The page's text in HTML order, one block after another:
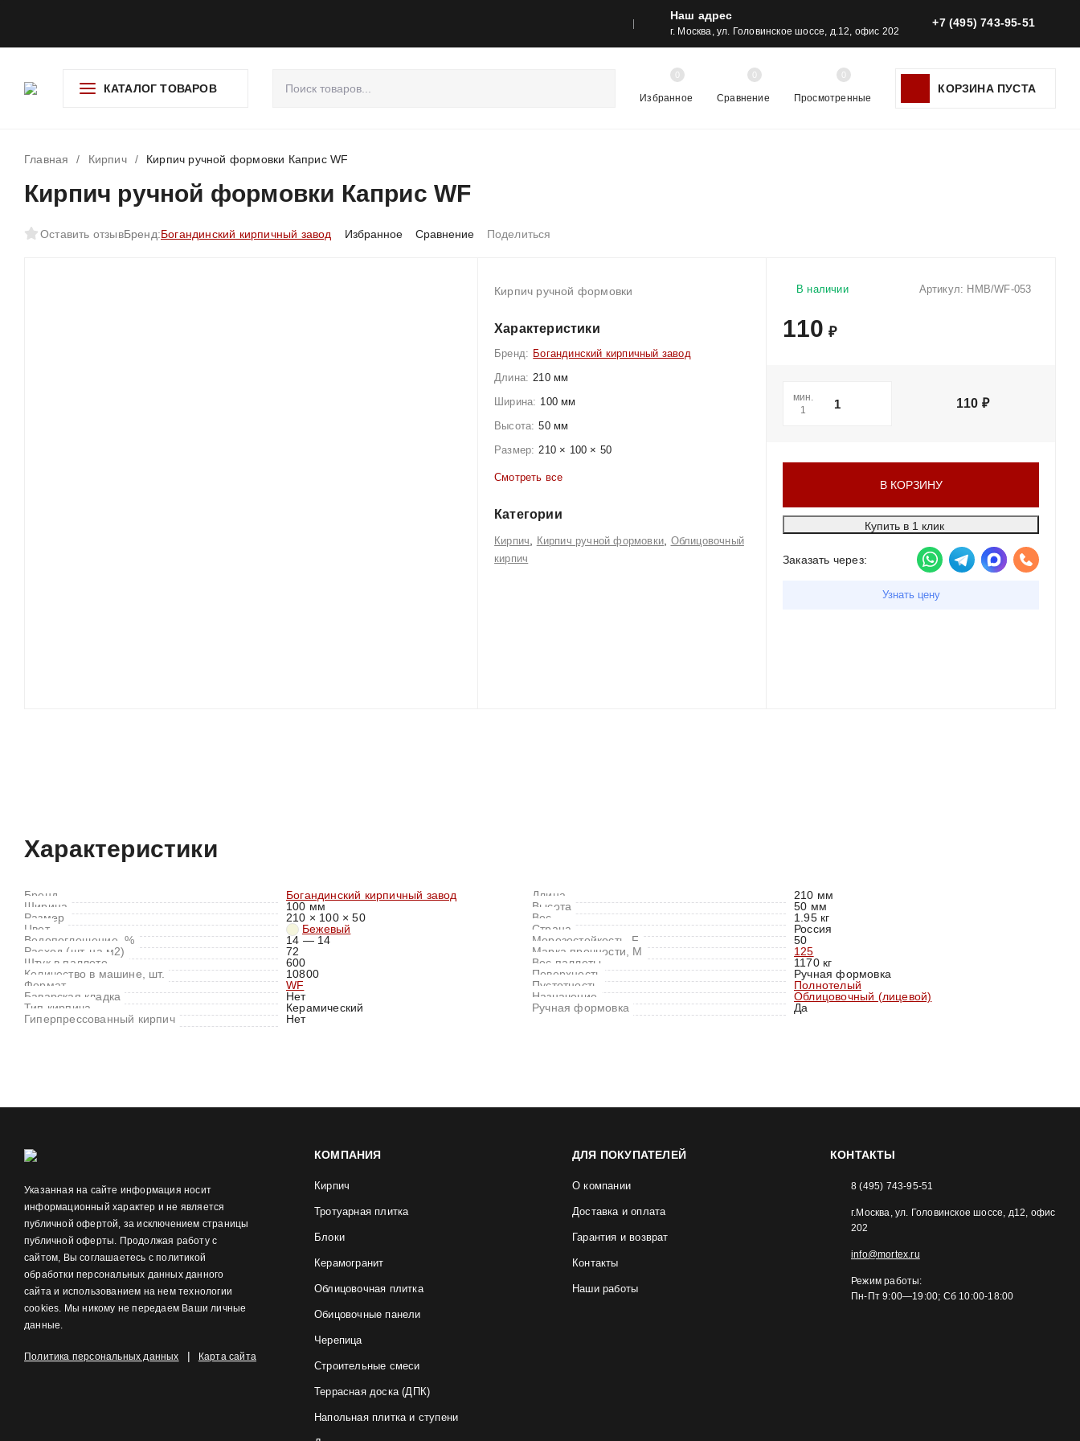
Наш адрес
г. Москва, ул. Головинское шоссе, д.12, офис 202
+7 (495) 743-95-51
КАТАЛОГ ТОВАРОВ
Избранное
0
Сравнение
0
Просмотренные
0
КОРЗИНА ПУСТА
Главная / Кирпич / Кирпич ручной формовки Каприс WF
Кирпич ручной формовки Каприс WF
Оставить отзывБренд:Богандинский кирпичный завод Избранное Сравнение Поделиться
Кирпич ручной формовки
Характеристики
Бренд: Богандинский кирпичный завод
Длина: 210 мм
Ширина: 100 мм
Высота: 50 мм
Размер: 210 × 100 × 50
Смотреть все
Категории
Кирпич Кирпич ручной формовки Облицовочный
кирпич
Артикул: HMB/WF-053
В наличии
110 ₽
мин.
1
110 ₽
В КОРЗИНУ
Купить в 1 клик
Заказать через:
Узнать цену
Характеристики
Бренд Богандинский кирпичный завод Длина
210 мм
Ширина
100 мм Высота
50 мм
Размер
210 × 100 × 50 Вес
1.95 кг
Цвет
Бежевый Страна
Россия
Водопоглощение, %
14 — 14 Морозостойкость, F
50
Расход (шт. на м2)
72 Марка прочности, M
125
Штук в паллете
600 Вес паллеты
1170 кг
Количество в машине, шт.
10800 Поверхность
Ручная формовка
Формат
WF Пустотность
Полнотелый
Баварская кладка
Нет Назначение
Облицовочный (лицевой)
Тип кирпича
Керамический Ручная формовка
Да
Гиперпрессованный кирпич
Нет
Указанная на сайте информация носит
информационный характер и не является
публичной офертой, за исключением страницы
публичной оферты. Продолжая работу с
сайтом, Вы соглашаетесь с политикой
обработки персональных данных данного
сайта и использованием на нем технологии
cookies. Мы никому не передаем Ваши личные
данные.
Политика персональных данных | Карта сайта
КОМПАНИЯ
Кирпич
Тротуарная плитка
Блоки
Керамогранит
Облицовочная плитка
Обицовочные панели
Черепица
Строительные смеси
Террасная доска (ДПК)
Напольная плитка и ступени
ДЛЯ ПОКУПАТЕЛЕЙ
О компании
Доставка и оплата
Гарантия и возврат
Контакты
Наши работы
КОНТАКТЫ
8 (495) 743-95-51
г.Москва, ул. Головинское шоссе, д12, офис
202
info@mortex.ru
Режим работы:
Пн-Пт 9:00—19:00; Сб 10:00-18:00